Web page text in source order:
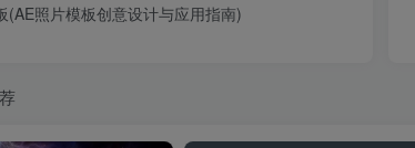
(AE照片模板创意设计与应用指南)